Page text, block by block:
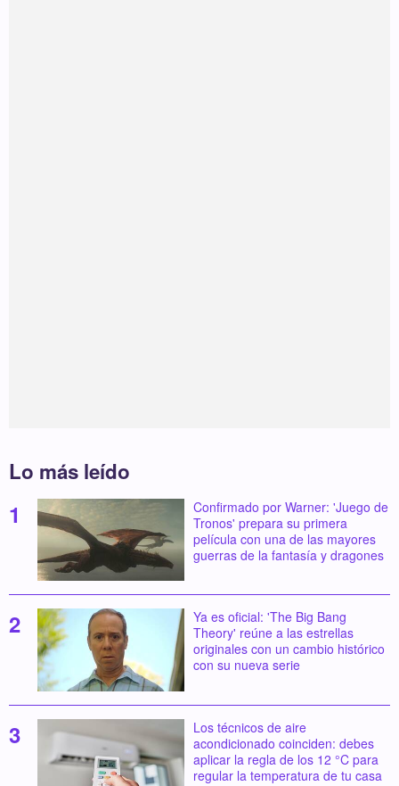
Lo más leído
Confirmado por Warner: 'Juego de
Tronos' prepara su primera
película con una de las mayores
guerras de la fantasía y dragones
Ya es oficial: 'The Big Bang
Theory' reúne a las estrellas
originales con un cambio histórico
con su nueva serie
Los técnicos de aire
acondicionado coinciden: debes
aplicar la regla de los 12 °C para
regular la temperatura de tu casa